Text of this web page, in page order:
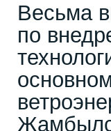
Весьма
по